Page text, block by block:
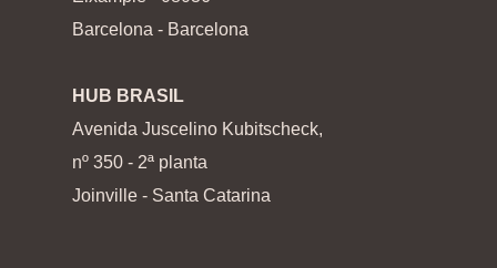
Barcelona - Barcelona
HUB BRASIL
Avenida Juscelino Kubitscheck,
nº 350 - 2ª planta
Joinville - Santa Catarina